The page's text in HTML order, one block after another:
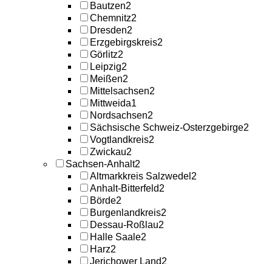
Bautzen2
Chemnitz2
Dresden2
Erzgebirgskreis2
Görlitz2
Leipzig2
Meißen2
Mittelsachsen2
Mittweida1
Nordsachsen2
Sächsische Schweiz-Osterzgebirge2
Vogtlandkreis2
Zwickau2
Sachsen-Anhalt2
Altmarkkreis Salzwedel 2
Anhalt-Bitterfeld2
Börde2
Burgenlandkreis2
Dessau-Roßlau2
Halle Saale2
Harz2
Jerichower Land2